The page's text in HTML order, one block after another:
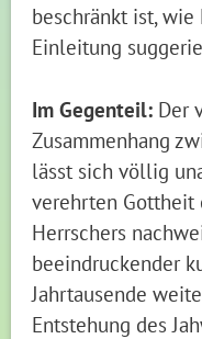
beschränkt ist,
Einleitung
Im Gegenteil: Der
Zusammenhang
lässt sich völlig
verehrten
Herrschers
beeindruckender
Jahrtausende
Entstehung des